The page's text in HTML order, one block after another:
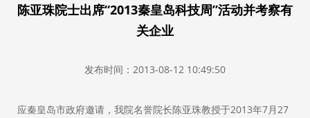
陈亚珠院士出席“2013秦皇岛科技周”活动并考察有
关企业
发布时间：2013-08-12 10:49:50
应秦皇岛市政府邀请，我院名誉院长陈亚珠教授于2013年7月27